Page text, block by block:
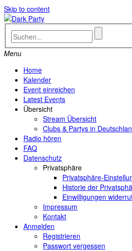
Skip to content
Menu
Home
Kalender
Event einreichen
Latest Events
Übersicht
Stream Übersicht
Clubs & Partys in
Radio hören
FAQ
Datenschutz
Privatsphäre
Privatsphäre-
Historie der
Einwilligungen
Impressum
Kontakt
Anmelden
Registrieren
Passwort vergessen